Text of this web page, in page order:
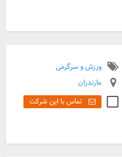
ورزش و سرگرمی
مازندران
تماس با این شرکت